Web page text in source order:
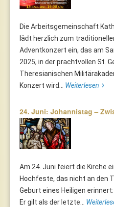
Die Arbeitsgemeinschaft
lädt herzlich zum
Adventkonzert ein, das am
2025, in der prachtvollen St.
Theresianischen
Konzert wird... Weiterlesen
24. Juni: Johannistag –
Am 24. Juni feiert die Kirche
Hochfeste, das nicht an den
Geburt eines Heiligen
Er gilt als der letzte...